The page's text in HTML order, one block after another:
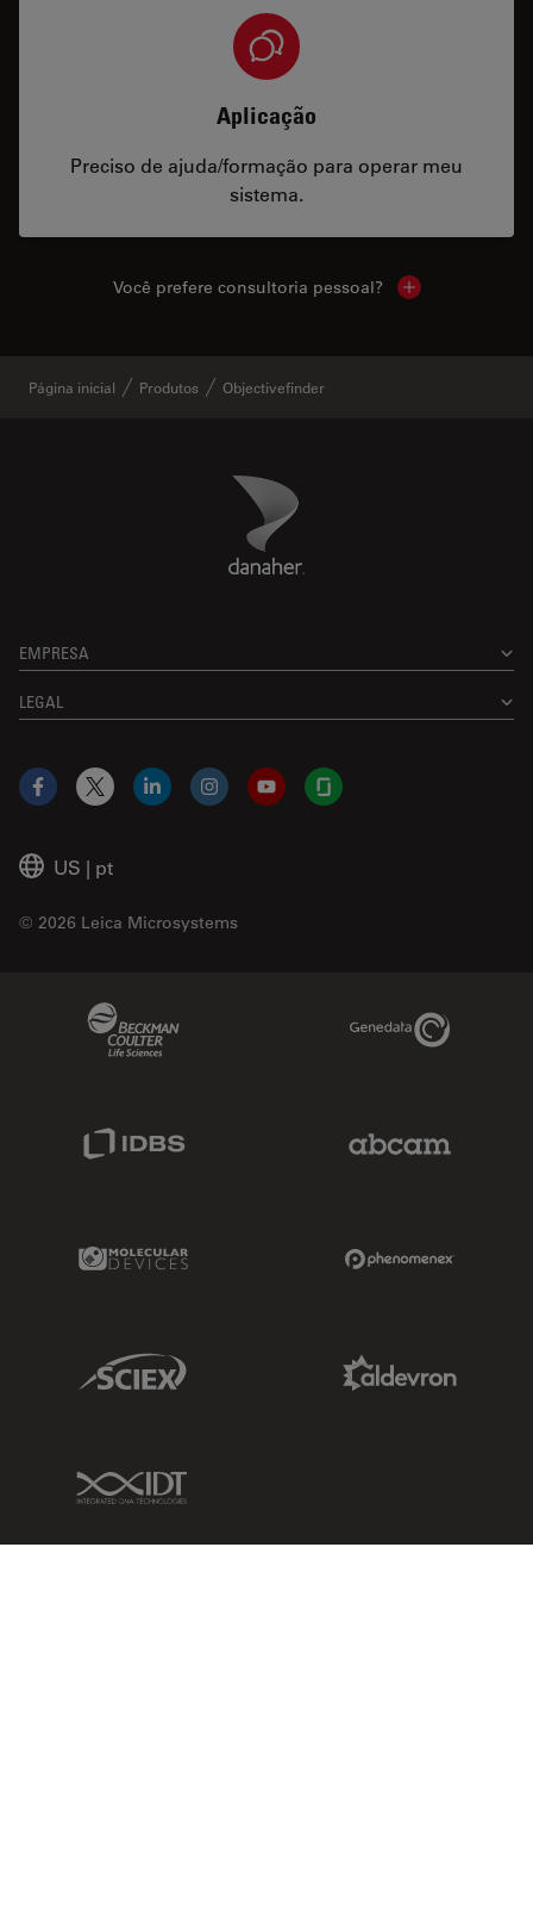
Aplicação
Preciso de ajuda/formação para operar meu
sistema.
Você prefere consultoria pessoal? Show local
Página inicial Produtos Objectivefinder
Danaher Logo
EMPRESA
LEGAL
US | pt
© 2026 Leica Microsystems
Facebook
X LinkedInInstagramYouTubeGlassdoor
Genedata Link
Molecular Devices Link
Sciex Link
IDT Link